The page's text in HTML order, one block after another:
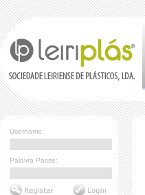
Username:
Palavra Passe: